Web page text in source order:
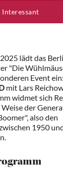
Interessant
lädt das
"Die
Event ein:
mit Lars
widmet sich
der
also den
1950